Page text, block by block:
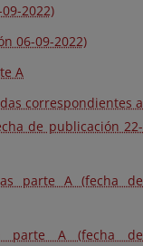
2022)
06-09-2022)
A
correspondientes a
de publicación 22-
parte A (fecha de
parte A (fecha de